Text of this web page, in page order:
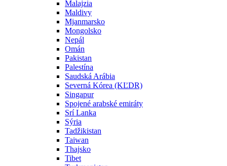
Malajzia
Maldivy
Mjanmarsko
Mongolsko
Nepál
Omán
Pakistan
Palestína
Saudská Arábia
Severná Kórea (KĽDR)
Singapur
Spojené arabské emiráty
Srí Lanka
Sýria
Tadžikistan
Taiwan
Thajsko
Tibet